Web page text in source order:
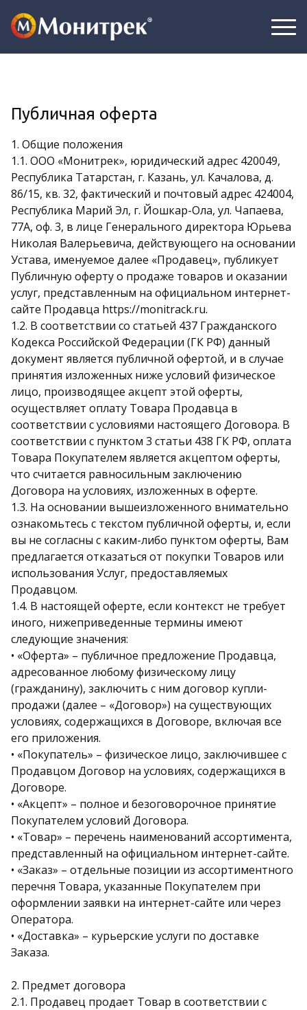
Публичная оферта
1. Общие положения
1.1. ООО «Монитрек», юридический адрес 420049,
Республика Татарстан, г. Казань, ул. Качалова, д.
86/15, кв. 32, фактический и почтовый адрес 424004,
Республика Марий Эл, г. Йошкар-Ола, ул. Чапаева,
77А, оф. 3, в лице Генерального директора Юрьева
Николая Валерьевича, действующего на основании
Устава, именуемое далее «Продавец», публикует
Публичную оферту о продаже товаров и оказании
услуг, представленным на официальном интернет-
сайте Продавца https://monitrack.ru.
1.2. В соответствии со статьей 437 Гражданского
Кодекса Российской Федерации (ГК РФ) данный
документ является публичной офертой, и в случае
принятия изложенных ниже условий физическое
лицо, производящее акцепт этой оферты,
осуществляет оплату Товара Продавца в
соответствии с условиями настоящего Договора. В
соответствии с пунктом 3 статьи 438 ГК РФ, оплата
Товара Покупателем является акцептом оферты,
что считается равносильным заключению
Договора на условиях, изложенных в оферте.
1.3. На основании вышеизложенного внимательно
ознакомьтесь с текстом публичной оферты, и, если
вы не согласны с каким-либо пунктом оферты, Вам
предлагается отказаться от покупки Товаров или
использования Услуг, предоставляемых
Продавцом.
1.4. В настоящей оферте, если контекст не требует
иного, нижеприведенные термины имеют
следующие значения:
• «Оферта» – публичное предложение Продавца,
адресованное любому физическому лицу
(гражданину), заключить с ним договор купли-
продажи (далее – «Договор») на существующих
условиях, содержащихся в Договоре, включая все
его приложения.
• «Покупатель» – физическое лицо, заключившее с
Продавцом Договор на условиях, содержащихся в
Договоре.
• «Акцепт» – полное и безоговорочное принятие
Покупателем условий Договора.
• «Товар» – перечень наименований ассортимента,
представленный на официальном интернет-сайте.
• «Заказ» – отдельные позиции из ассортиментного
перечня Товара, указанные Покупателем при
оформлении заявки на интернет-сайте или через
Оператора.
• «Доставка» – курьерские услуги по доставке
Заказа.
2. Предмет договора
2.1. Продавец продает Товар в соответствии с